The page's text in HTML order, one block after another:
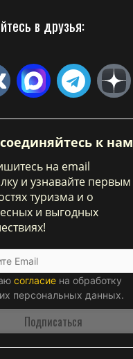
в друзья:
к нам
на email
и узнавайте первым
туризма и о
и выгодных
согласие на обработку
персональных данных.